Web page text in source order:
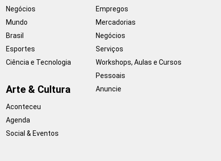
Negócios
Mundo
Brasil
Esportes
Ciência e Tecnologia
Arte & Cultura
Aconteceu
Agenda
Social & Eventos
Empregos
Mercadorias
Negócios
Serviços
Workshops, Aulas e Cursos
Pessoais
Anuncie